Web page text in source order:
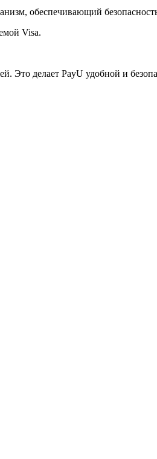
обеспечивающий
Visa.
Это делает PayU удобной и